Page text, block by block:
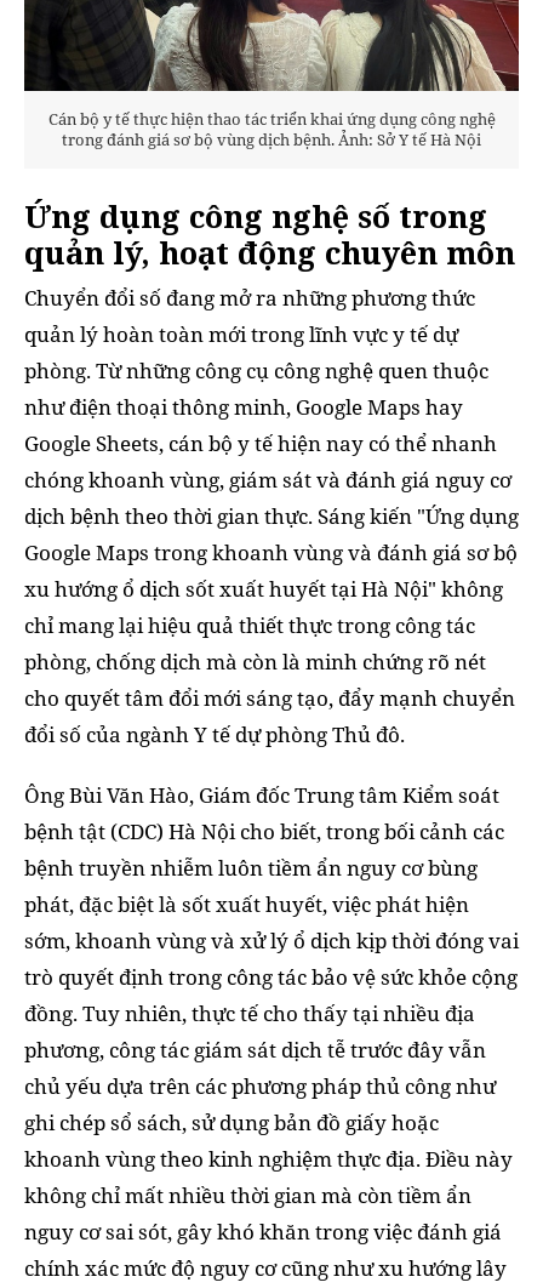
Cán bộ y tế thực hiện thao tác triển khai ứng dụng công nghệ
trong đánh giá sơ bộ vùng dịch bệnh. Ảnh: Sở Y tế Hà Nội
Ứng dụng công nghệ số trong
quản lý, hoạt động chuyên môn
Chuyển đổi số đang mở ra những phương thức
quản lý hoàn toàn mới trong lĩnh vực y tế dự
phòng. Từ những công cụ công nghệ quen thuộc
như điện thoại thông minh, Google Maps hay
Google Sheets, cán bộ y tế hiện nay có thể nhanh
chóng khoanh vùng, giám sát và đánh giá nguy cơ
dịch bệnh theo thời gian thực. Sáng kiến "Ứng dụng
Google Maps trong khoanh vùng và đánh giá sơ bộ
xu hướng ổ dịch sốt xuất huyết tại Hà Nội" không
chỉ mang lại hiệu quả thiết thực trong công tác
phòng, chống dịch mà còn là minh chứng rõ nét
cho quyết tâm đổi mới sáng tạo, đẩy mạnh chuyển
đổi số của ngành Y tế dự phòng Thủ đô.
Ông Bùi Văn Hào, Giám đốc Trung tâm Kiểm soát
bệnh tật (CDC) Hà Nội cho biết, trong bối cảnh các
bệnh truyền nhiễm luôn tiềm ẩn nguy cơ bùng
phát, đặc biệt là sốt xuất huyết, việc phát hiện
sớm, khoanh vùng và xử lý ổ dịch kịp thời đóng vai
trò quyết định trong công tác bảo vệ sức khỏe cộng
đồng. Tuy nhiên, thực tế cho thấy tại nhiều địa
phương, công tác giám sát dịch tễ trước đây vẫn
chủ yếu dựa trên các phương pháp thủ công như
ghi chép sổ sách, sử dụng bản đồ giấy hoặc
khoanh vùng theo kinh nghiệm thực địa. Điều này
không chỉ mất nhiều thời gian mà còn tiềm ẩn
nguy cơ sai sót, gây khó khăn trong việc đánh giá
chính xác mức độ nguy cơ cũng như xu hướng lây